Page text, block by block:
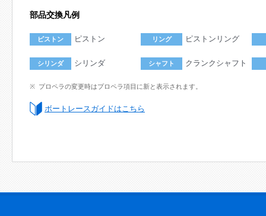
部品交換凡例
ピストン ピストン リング ピストンリング
シリンダ シリンダ シャフト クランクシャフト
プロペラの変更時はプロペラ項目に新と表示されます。
ボートレースガイドはこちら